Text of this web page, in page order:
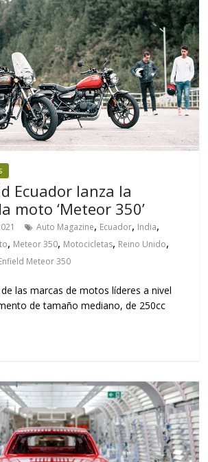
Ecuador lanza la
moto ‘Meteor 350’
Auto Magazine, Ecuador, India,
, Meteor 350, Motocicletas, Reino Unido,
Meteor 350
las marcas de motos líderes a nivel
de tamaño mediano, de 250cc